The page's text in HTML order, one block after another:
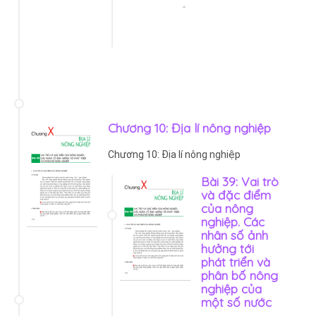
Chương 10: Địa lí nông nghiệp
Chương 10: Địa lí nông nghiệp
Bài 39: Vai trò
và đặc điểm
của nông
nghiệp. Các
nhân số ảnh
hưởng tới
phát triển và
phân bố nông
nghiệp của
một số nước